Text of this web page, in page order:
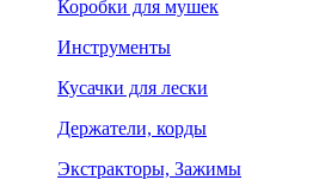
Коробки для мушек
Инструменты
Кусачки для лески
Держатели, корды
Экстракторы, Зажимы